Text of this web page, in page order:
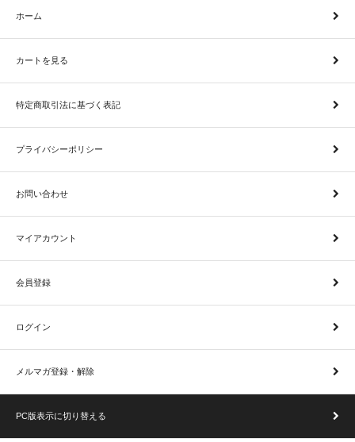
ホーム
カートを見る
特定商取引法に基づく表記
プライバシーポリシー
お問い合わせ
マイアカウント
会員登録
ログイン
メルマガ登録・解除
PC版表示に切り替える